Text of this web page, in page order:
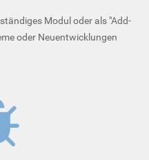
Modul oder als "Add-
oder Neuentwicklungen